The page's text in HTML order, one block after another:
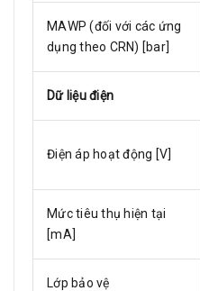
MAWP (đối với các ứng
dụng theo CRN) [bar]
Dữ liệu điện
Điện áp hoạt động [V]
Mức tiêu thụ hiện tại
[mA]
Lớp bảo vệ